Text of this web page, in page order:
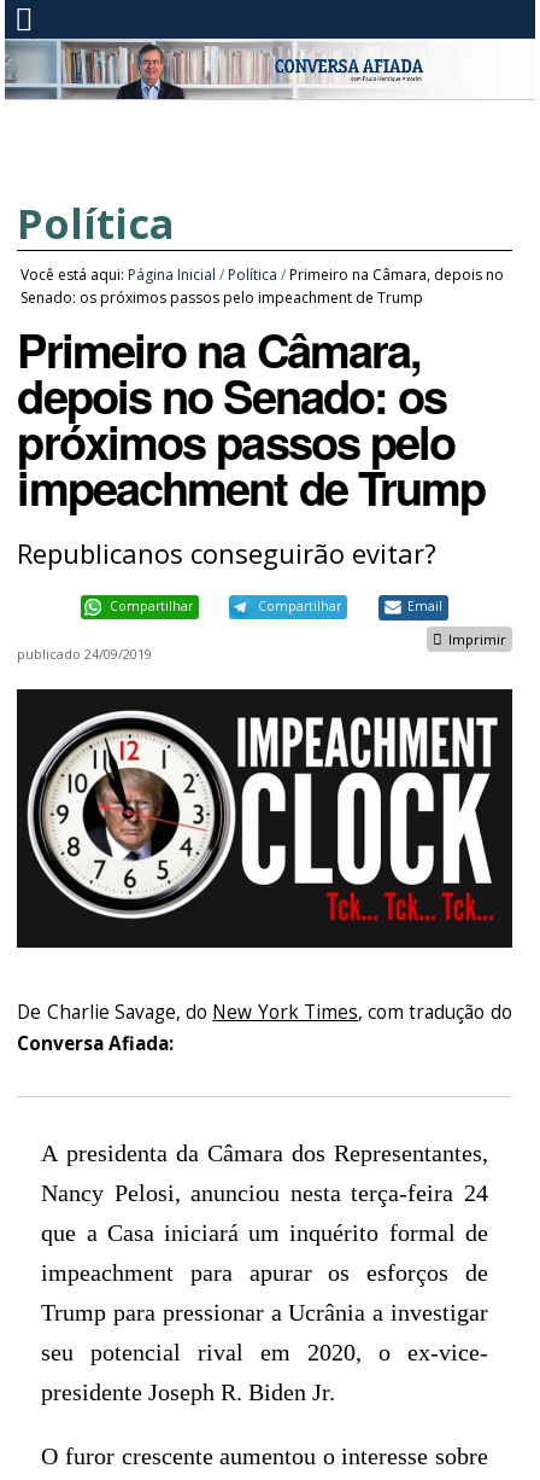
Política
Você está aqui: Página Inicial / Política /Primeiro na Câmara, depois no
Senado: os próximos passos pelo impeachment de Trump
Primeiro na Câmara,
depois no Senado: os
próximos passos pelo
impeachment de Trump
Republicanos conseguirão evitar?
Compartilhar Compartilhar Email
Imprimir
publicado 24/09/2019
De Charlie Savage, do New York Times, com tradução do
Conversa Afiada:
A presidenta da Câmara dos Representantes,
Nancy Pelosi, anunciou nesta terça-feira 24
que a Casa iniciará um inquérito formal de
impeachment para apurar os esforços de
Trump para pressionar a Ucrânia a investigar
seu potencial rival em 2020, o ex-vice-
presidente Joseph R. Biden Jr.
O furor crescente aumentou o interesse sobre